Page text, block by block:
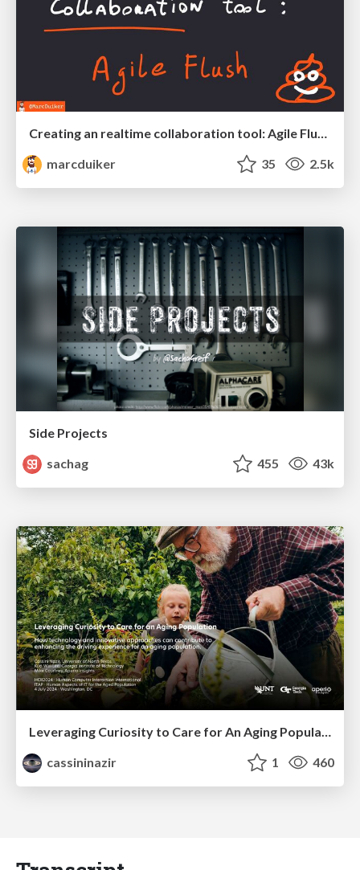
Creating an realtime collaboration tool: Agile Flush - .NET Oxford
marcduiker
35 2.5k
Side Projects
sachag
455 43k
Leveraging Curiosity to Care for An Aging Population
cassininazir
1 460